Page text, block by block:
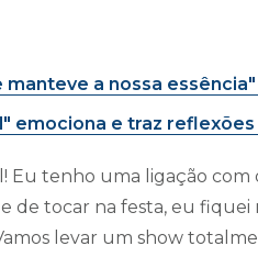
a nossa essência"
emociona e traz
Eu tenho uma ligação
de tocar na festa, eu
levar um show